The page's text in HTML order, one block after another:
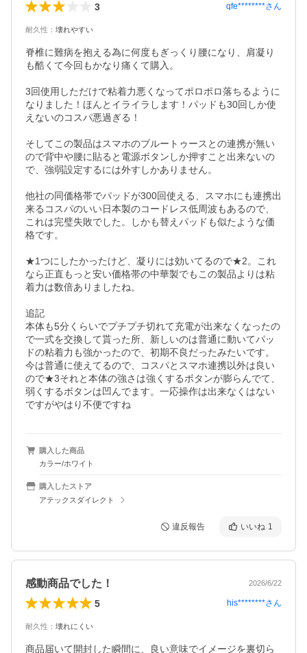
3 qfe********さん
耐久性 ： 壊れやすい
脊椎に難病を抱える為に何度もぎっくり腰になり、肩凝り
も酷くて今回もかなり痛くて購入。
3回使用しただけで粘着力悪くなってポロポロ落ちるように
なりました！ほんとイライラします！パッドも30回しか使
えないのコスパ悪過ぎる！
そしてこの製品はスマホのブルートゥースとの連携が無い
ので背中や腰に貼ると電源ボタンしか押すこと出来ないの
で、強弱設定するには外すしかありません。
他社の同価格帯でパッドが300回使える、スマホにも連携出
来るコスパのいい日本製のコードレス低周波もあるので、
これは完璧失敗でした。しかも替えパッドも似たような価
格です。
★1つにしたかったけど、凝りには効いてるので★2。これ
なら正直もっと安い価格帯の中華製でもこの製品よりは粘
着力は数倍ありましたね。
追記
本体も5分くらいでプチプチ切れて充電が出来なくなったの
で一式を交換して貰った所、新しいのは普通に動いてパッ
ドの粘着力も強かったので、初期不良だったみたいです。
今は普通に使えてるので、コスパとスマホ連携以外は良い
ので★3それと本体の強さは強くするボタンが膨らんでて、
弱くするボタンは凹んでます。一応操作は出来なくはない
ですがやはり不便ですね
購入した商品
カラー/ホワイト
購入したストア
アテックスダイレクト
違反報告 いいね 1
感動商品でした！ 2026/6/22
5 his********さん
耐久性 ： 壊れにくい
商品届いて開封した瞬間に、良い意味でイメージを裏切ら